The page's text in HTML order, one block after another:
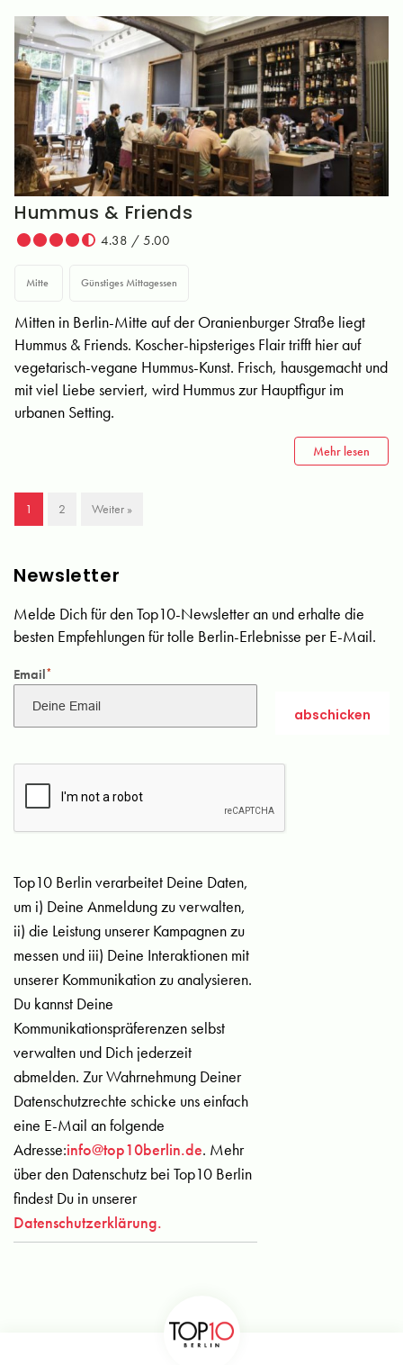
Hummus & Friends
4.38 / 5.00
Mitte Günstiges Mittagessen
Mitten in Berlin-Mitte auf der Oranienburger Straße liegt
Hummus & Friends. Koscher-hipsteriges Flair trifft hier auf
vegetarisch-vegane Hummus-Kunst. Frisch, hausgemacht und
mit viel Liebe serviert, wird Hummus zur Hauptfigur im
urbanen Setting.
Mehr lesen
1 2 Weiter »
Newsletter
Melde Dich für den Top10-Newsletter an und erhalte die
besten Empfehlungen für tolle Berlin-Erlebnisse per E-Mail.
Email*
Top10 Berlin verarbeitet Deine Daten,
um i) Deine Anmeldung zu verwalten,
ii) die Leistung unserer Kampagnen zu
messen und iii) Deine Interaktionen mit
unserer Kommunikation zu analysieren.
Du kannst Deine
Kommunikationspräferenzen selbst
verwalten und Dich jederzeit
abmelden. Zur Wahrnehmung Deiner
Datenschutzrechte schicke uns einfach
eine E-Mail an folgende
Adresse:info@top10berlin.de. Mehr
über den Datenschutz bei Top10 Berlin
findest Du in unserer
Datenschutzerklärung.